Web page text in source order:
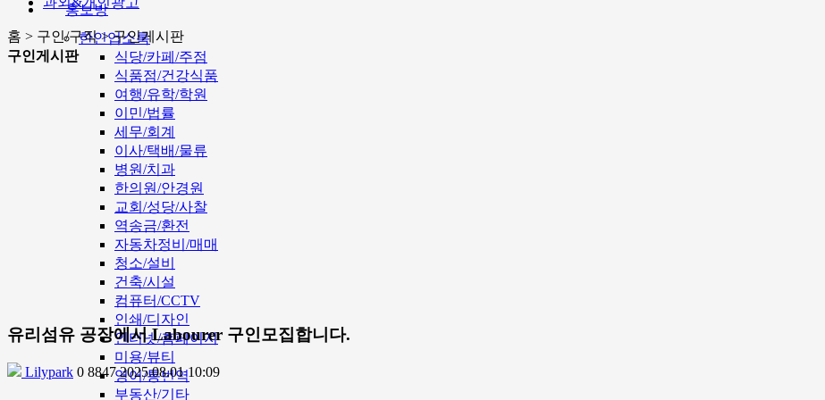
홍보방
한인업소록
식당/카페/주점
식품점/건강식품
여행/유학/학원
이민/법률
세무/회계
이사/택배/물류
병원/치과
한의원/안경원
교회/성당/사찰
역송금/환전
자동차정비/매매
청소/설비
건축/시설
컴퓨터/CCTV
인쇄/디자인
인터넷/홈페이지
미용/뷰티
영어/통번역
부동산/기타
홈 > 구인/구직 > 구인게시판
구인게시판
유리섬유 공장에서 Labourer 구인모집합니다.
Lilypark 0 88472025.08.01 10:09